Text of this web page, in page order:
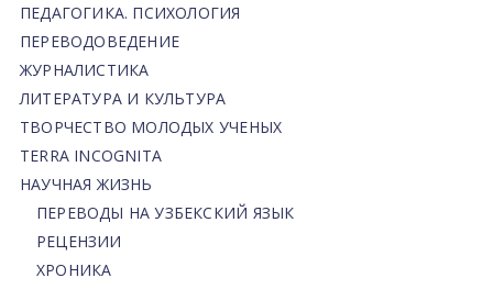
ПЕДАГОГИКА. ПСИХОЛОГИЯ
ПЕРЕВОДОВЕДЕНИЕ
ЖУРНАЛИСТИКА
ЛИТЕРАТУРА И КУЛЬТУРА
ТВОРЧЕСТВО МОЛОДЫХ УЧЕНЫХ
TERRA INCOGNITA
НАУЧНАЯ ЖИЗНЬ
ПЕРЕВОДЫ НА УЗБЕКСКИЙ ЯЗЫК
РЕЦЕНЗИИ
ХРОНИКА